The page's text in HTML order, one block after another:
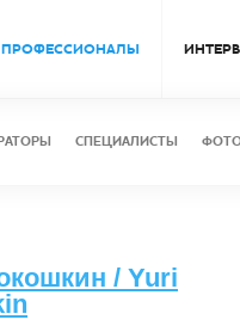
ПРОФЕССИОНАЛЫ
СПЕЦИАЛИСТЫ
/ Yuri